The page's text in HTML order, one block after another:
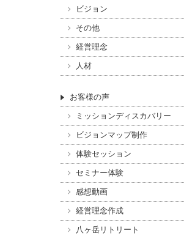
ビジョン
その他
経営理念
人材
お客様の声
ミッションディスカバリー
ビジョンマップ制作
体験セッション
セミナー体験
感想動画
経営理念作成
八ヶ岳リトリート